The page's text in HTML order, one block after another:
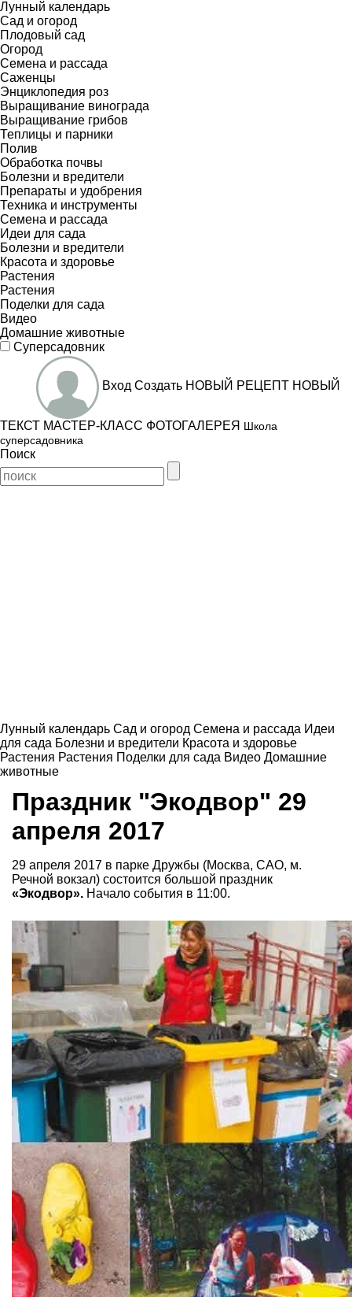
Лунный календарь
Сад и огород
Плодовый сад
Огород
Семена и рассада
Саженцы
Энциклопедия роз
Выращивание винограда
Выращивание грибов
Теплицы и парники
Полив
Обработка почвы
Болезни и вредители
Препараты и удобрения
Техника и инструменты
Семена и рассада
Идеи для сада
Болезни и вредители
Красота и здоровье
Растения
Растения
Поделки для сада
Видео
Домашние животные
Суперсадовник
Вход Создать НОВЫЙ РЕЦЕПТ НОВЫЙ
ТЕКСТ МАСТЕР-КЛАСС ФОТОГАЛЕРЕЯ Школа
суперсадовника
Поиск
Лунный календарь Сад и огород Семена и рассада Идеи
для сада Болезни и вредители Красота и здоровье
Растения Растения Поделки для сада Видео Домашние
животные
Праздник "Экодвор" 29
апреля 2017
29 апреля 2017 в парке Дружбы (Москва, САО, м.
Речной вокзал) состоится большой праздник
«Экодвор». Начало события в 11:00.